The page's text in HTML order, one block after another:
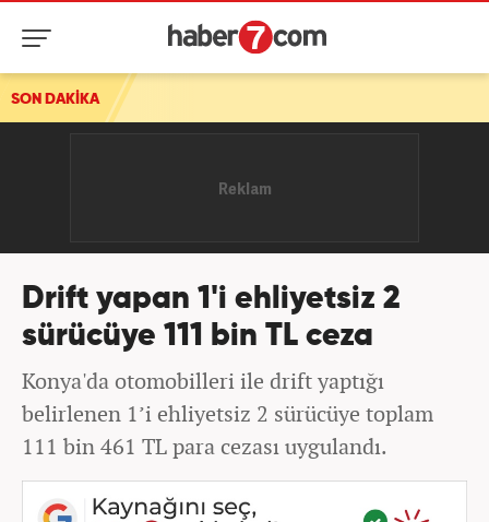
SON DAKİKA
Drift yapan 1'i ehliyetsiz 2
sürücüye 111 bin TL ceza
Konya'da otomobilleri ile drift yaptığı
belirlenen 1’i ehliyetsiz 2 sürücüye toplam
111 bin 461 TL para cezası uygulandı.